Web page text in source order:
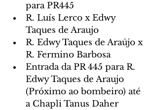
para PR445
R. Luís Lerco x Edwy
Taques de Araujo
R. Edwy Taques de Araújo x
R. Fermino Barbosa
Entrada da PR 445 para R.
Edwy Taques de Araujo
(Próximo ao bombeiro) até
a Chapli Tanus Daher